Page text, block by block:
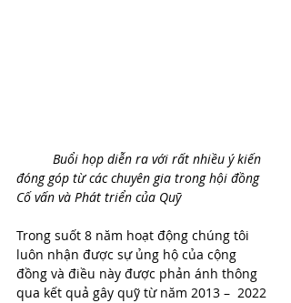
Buổi họp diễn ra với rất nhiều ý kiến
đóng góp từ các chuyên gia trong hội đồng
Cố vấn và Phát triển của Quỹ
Trong suốt 8 năm hoạt động chúng tôi
luôn nhận được sự ủng hộ của cộng
đồng và điều này được phản ánh thông
qua kết quả gây quỹ từ năm 2013 –  2022